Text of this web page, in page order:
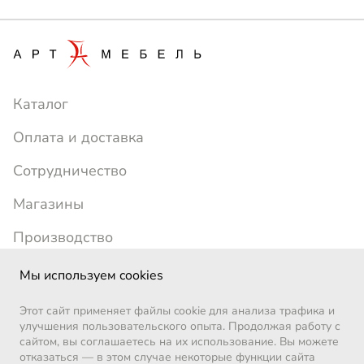
Каталог
Оплата и доставка
Сотрудничество
Магазины
Производство
artmebel1996@yandex.ru
Позвоните мне
ВКонтакте
Мы используем cookies
Этот сайт применяет файлы cookie для анализа трафика и
улучшения пользовательского опыта. Продолжая работу с
сайтом, вы соглашаетесь на их использование. Вы можете
отказаться — в этом случае некоторые функции сайта